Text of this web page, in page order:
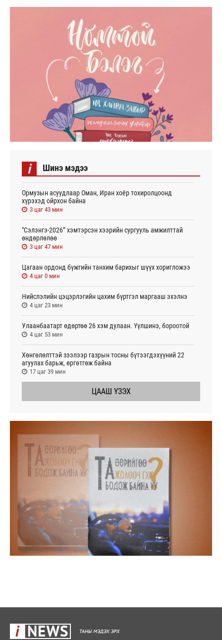
i Шинэ мэдээ
Ормузын асуудлаар Оман, Иран хоёр тохиролцоонд
хүрэхэд ойрхон байна
3 цаг 43 мин
"Сэлэнгэ-2026” хэмтэрсэн хээрийн сургууль амжилттай
өндөрлөлөө
3 цаг 47 мин
Цагаан ордонд бүжгийн танхим барихыг шүүх хоригложээ
4 цаг 0 мин
Нийслэлийн цэцэрлэгийн цахим бүртгэл маргааш эхэлнэ
4 цаг 23 мин
Улаанбаатарт өдөртөө 26 хэм дулаан. Үүлшинэ, бороотой
4 цаг 53 мин
Хөнгөлөлттэй зээлээр газрын тосны бүтээгдэхүүний 22
агуулах барьж, өргөтгөж байна
17 цаг 39 мин
ЦААШ ҮЗЭХ